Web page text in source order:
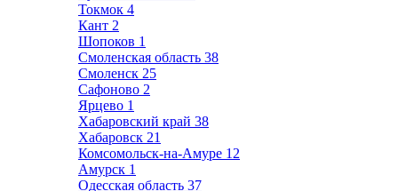
Токмок 4
Кант 2
Шопоков 1
Смоленская область 38
Смоленск 25
Сафоново 2
Ярцево 1
Хабаровский край 38
Хабаровск 21
Комсомольск-на-Амуре 12
Амурск 1
Одесская область 37